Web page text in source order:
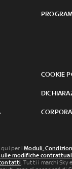
COOKIE
qui per iModuli,
modifiche
. Tutti i marchi